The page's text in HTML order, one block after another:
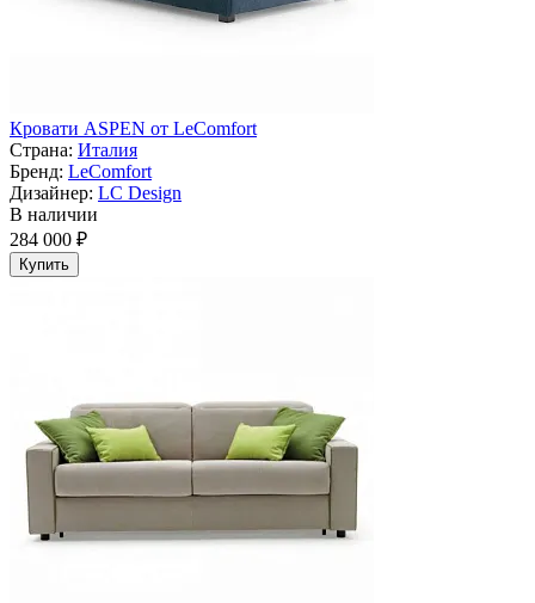
Кровати ASPEN от LeComfort
Страна: Италия
Бренд: LeComfort
Дизайнер: LC Design
В наличии
284 000 ₽
Купить